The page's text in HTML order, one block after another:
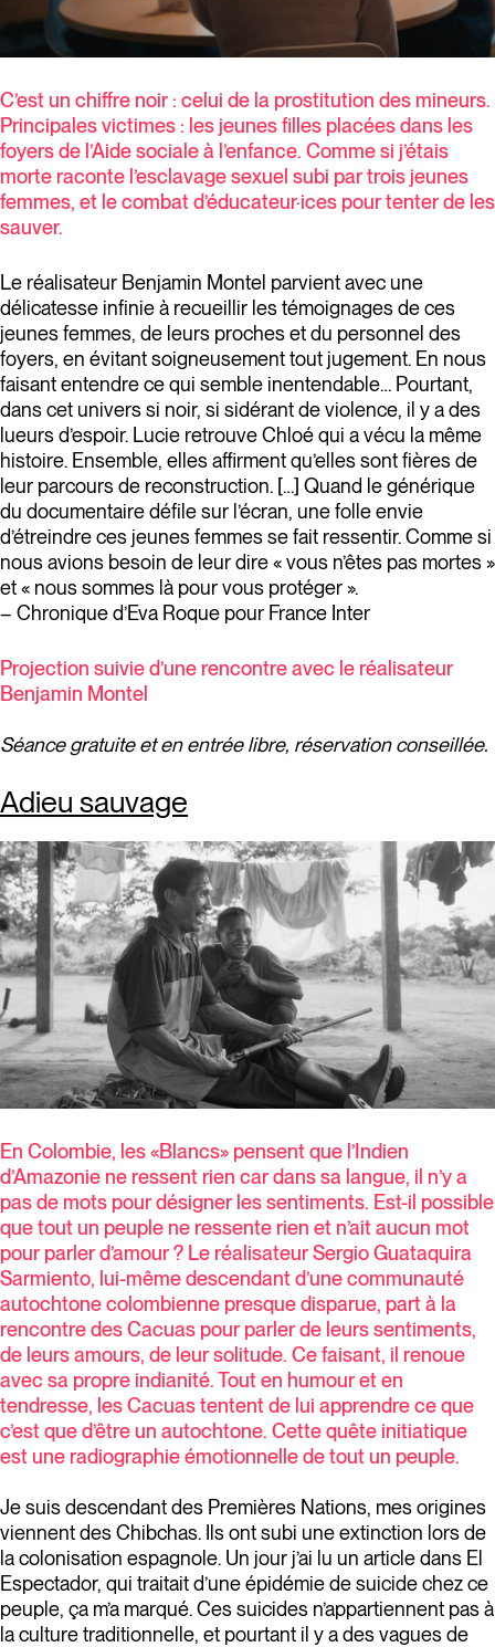
C’est un chiffre noir : celui de la prostitution des mineurs.
Principales victimes : les jeunes filles placées dans les
foyers de l’Aide sociale à l’enfance. Comme si j’étais
morte raconte l’esclavage sexuel subi par trois jeunes
femmes, et le combat d’éducateur·ices pour tenter de les
sauver.
Le réalisateur Benjamin Montel parvient avec une
délicatesse infinie à recueillir les témoignages de ces
jeunes femmes, de leurs proches et du personnel des
foyers, en évitant soigneusement tout jugement. En nous
faisant entendre ce qui semble inentendable… Pourtant,
dans cet univers si noir, si sidérant de violence, il y a des
lueurs d’espoir. Lucie retrouve Chloé qui a vécu la même
histoire. Ensemble, elles affirment qu’elles sont fières de
leur parcours de reconstruction. […] Quand le générique
du documentaire défile sur l’écran, une folle envie
d’étreindre ces jeunes femmes se fait ressentir. Comme si
nous avions besoin de leur dire « vous n’êtes pas mortes »
et « nous sommes là pour vous protéger ».
– Chronique d’Eva Roque pour France Inter
Projection suivie d’une rencontre avec le réalisateur
Benjamin Montel
Séance gratuite et en entrée libre, réservation conseillée.
Adieu sauvage
En Colombie, les «Blancs» pensent que l’Indien
d’Amazonie ne ressent rien car dans sa langue, il n’y a
pas de mots pour désigner les sentiments. Est-il possible
que tout un peuple ne ressente rien et n’ait aucun mot
pour parler d’amour ? Le réalisateur Sergio Guataquira
Sarmiento, lui-même descendant d’une communauté
autochtone colombienne presque disparue, part à la
rencontre des Cacuas pour parler de leurs sentiments,
de leurs amours, de leur solitude. Ce faisant, il renoue
avec sa propre indianité. Tout en humour et en
tendresse, les Cacuas tentent de lui apprendre ce que
c’est que d’être un autochtone. Cette quête initiatique
est une radiographie émotionnelle de tout un peuple.
Je suis descendant des Premières Nations, mes origines
viennent des Chibchas. Ils ont subi une extinction lors de
la colonisation espagnole. Un jour j’ai lu un article dans El
Espectador, qui traitait d’une épidémie de suicide chez ce
peuple, ça m’a marqué. Ces suicides n’appartiennent pas à
la culture traditionnelle, et pourtant il y a des vagues de